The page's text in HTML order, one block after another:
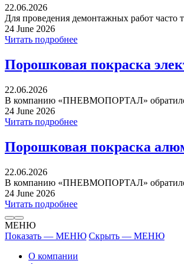
22.06.2026
Для проведения демонтажных работ часто
24 June 2026
Читать подробнее
Порошковая покраска
22.06.2026
В компанию «ПНЕВМОПОРТАЛ» обратился
24 June 2026
Читать подробнее
Порошковая покраска
22.06.2026
В компанию «ПНЕВМОПОРТАЛ» обратился
24 June 2026
Читать подробнее
МЕНЮ
Показать — МЕНЮ Скрыть — МЕНЮ
О компании